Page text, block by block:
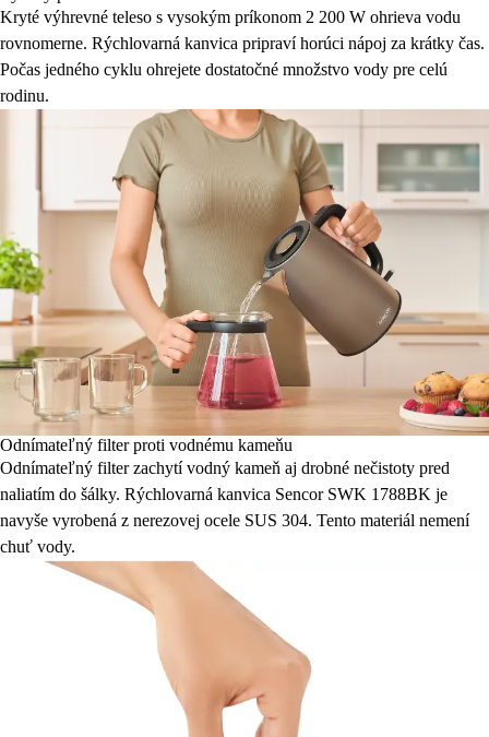
Kryté výhrevné teleso s vysokým príkonom 2 200 W ohrieva vodu
rovnomerne. Rýchlovarná kanvica pripraví horúci nápoj za krátky čas.
Počas jedného cyklu ohrejete dostatočné množstvo vody pre celú
rodinu.
Odnímateľný filter proti vodnému kameňu
Odnímateľný filter zachytí vodný kameň aj drobné nečistoty pred
naliatím do šálky. Rýchlovarná kanvica Sencor SWK 1788BK je
navyše vyrobená z nerezovej ocele SUS 304. Tento materiál nemení
chuť vody.